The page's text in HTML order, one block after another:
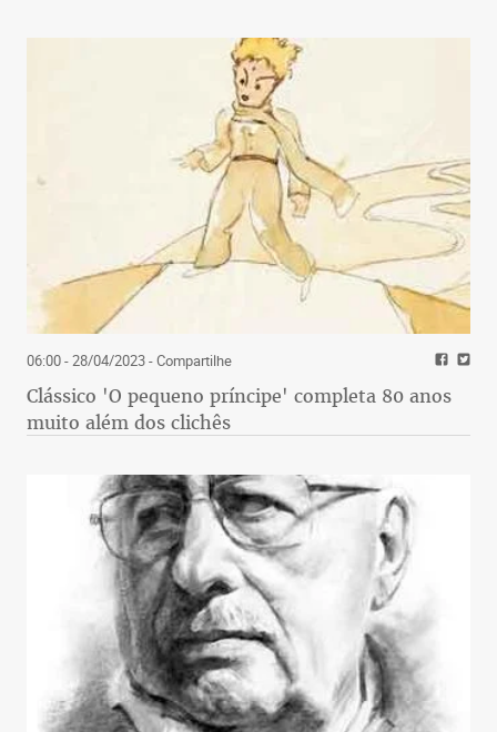
06:00 - 28/04/2023- Compartilhe
Clássico 'O pequeno príncipe' completa 80 anos
muito além dos clichês